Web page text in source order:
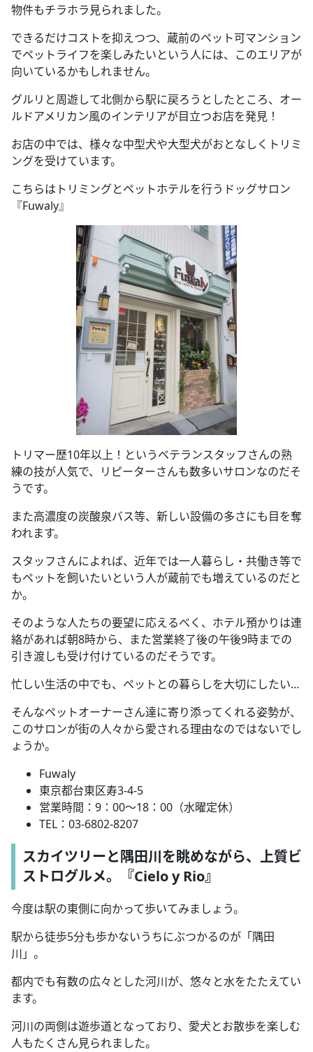
物件もチラホラ見られました。
できるだけコストを抑えつつ、蔵前のペット可マンション
でペットライフを楽しみたいという人には、このエリアが
向いているかもしれません。
グルリと周遊して北側から駅に戻ろうとしたところ、オー
ルドアメリカン風のインテリアが目立つお店を発見！
お店の中では、様々な中型犬や大型犬がおとなしくトリミ
ングを受けています。
こちらはトリミングとペットホテルを行うドッグサロン
『Fuwaly』
トリマー歴10年以上！というベテランスタッフさんの熟
練の技が人気で、リピーターさんも数多いサロンなのだそ
うです。
また高濃度の炭酸泉バス等、新しい設備の多さにも目を奪
われます。
スタッフさんによれば、近年では一人暮らし・共働き等で
もペットを飼いたいという人が蔵前でも増えているのだと
か。
そのような人たちの要望に応えるべく、ホテル預かりは連
絡があれば朝8時から、また営業終了後の午後9時までの
引き渡しも受け付けているのだそうです。
忙しい生活の中でも、ペットとの暮らしを大切にしたい…
そんなペットオーナーさん達に寄り添ってくれる姿勢が、
このサロンが街の人々から愛される理由なのではないでし
ょうか。
Fuwaly
東京都台東区寿3-4-5
営業時間：9：00～18：00（水曜定休）
TEL：03-6802-8207
スカイツリーと隅田川を眺めながら、上質ビ
ストログルメ。『Cielo y Rio』
今度は駅の東側に向かって歩いてみましょう。
駅から徒歩5分も歩かないうちにぶつかるのが「隅田
川」。
都内でも有数の広々とした河川が、悠々と水をたたえてい
ます。
河川の両側は遊歩道となっており、愛犬とお散歩を楽しむ
人もたくさん見られました。